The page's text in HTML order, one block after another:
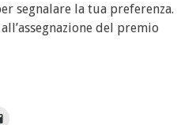
segnalare la tua preferenza.
all’assegnazione del premio